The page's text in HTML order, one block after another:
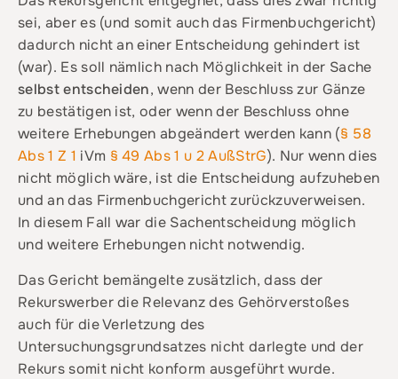
sei, aber es (und somit auch das Firmenbuchgericht)
dadurch nicht an einer Entscheidung gehindert ist
(war). Es soll nämlich nach Möglichkeit in der Sache
selbst entscheiden, wenn der Beschluss zur Gänze
zu bestätigen ist, oder wenn der Beschluss ohne
weitere Erhebungen abgeändert werden kann (§ 58
Abs 1 Z 1 iVm § 49 Abs 1 u 2 AußStrG). Nur wenn dies
nicht möglich wäre, ist die Entscheidung aufzuheben
und an das Firmenbuchgericht zurückzuverweisen.
In diesem Fall war die Sachentscheidung möglich
und weitere Erhebungen nicht notwendig.
Das Gericht bemängelte zusätzlich, dass der
Rekurswerber die Relevanz des Gehörverstoßes
auch für die Verletzung des
Untersuchungsgrundsatzes nicht darlegte und der
Rekurs somit nicht konform ausgeführt wurde.